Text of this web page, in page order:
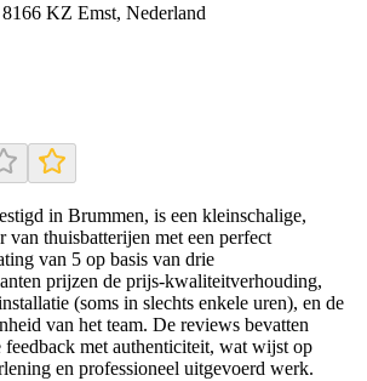
KZ Emst, Nederland
in Brummen, is een kleinschalige,
van thuisbatterijen met een perfect
van 5 op basis van drie
prijzen de prijs‑kwaliteitverhouding,
(soms in slechts enkele uren), en de
van het team. De reviews bevatten
met authenticiteit, wat wijst op
en professioneel uitgevoerd werk.